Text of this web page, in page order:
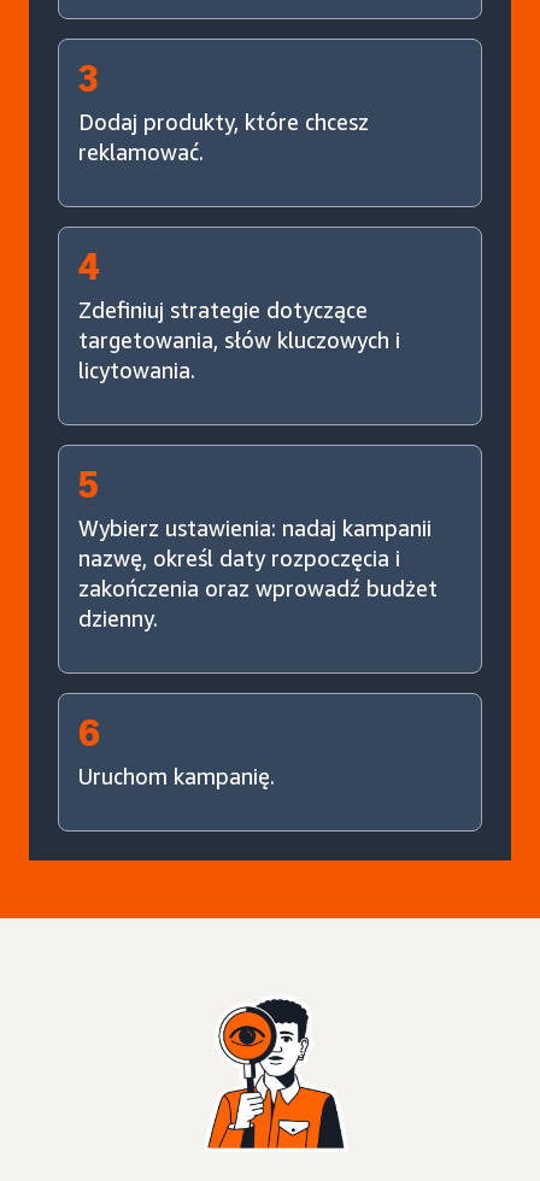
3
Dodaj produkty, które chcesz
reklamować.
4
Zdefiniuj strategie dotyczące
targetowania, słów kluczowych i
licytowania.
5
Wybierz ustawienia: nadaj kampanii
nazwę, określ daty rozpoczęcia i
zakończenia oraz wprowadź budżet
dzienny.
6
Uruchom kampanię.